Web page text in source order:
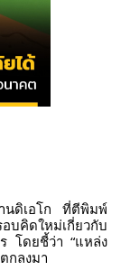
นดิเอโก ที่ตีพิมพ์
คิดใหม่เกี่ยวกับ
โดยชี้ว่า “แหล่ง
กลงมา